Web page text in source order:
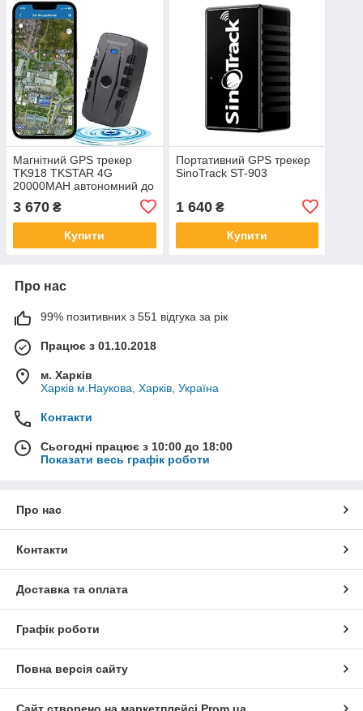
Магнітний GPS трекер
TK918 TKSTAR 4G
20000MAH автономний до
240 днів водонепроникний
для автомобіля і вантажів
3 670 ₴
Купити
Портативний GPS трекер
SinoTrack ST-903
1 640₴
Купити
Про нас
99% позитивних з 551 відгука за рік
Працює з 01.10.2018
м. Харків
Харків м.Наукова, Харків, Україна
Контакти
Сьогодні працює з 10:00 до 18:00
Показати весь графік роботи
Про нас
Контакти
Доставка та оплата
Графік роботи
Повна версія сайту